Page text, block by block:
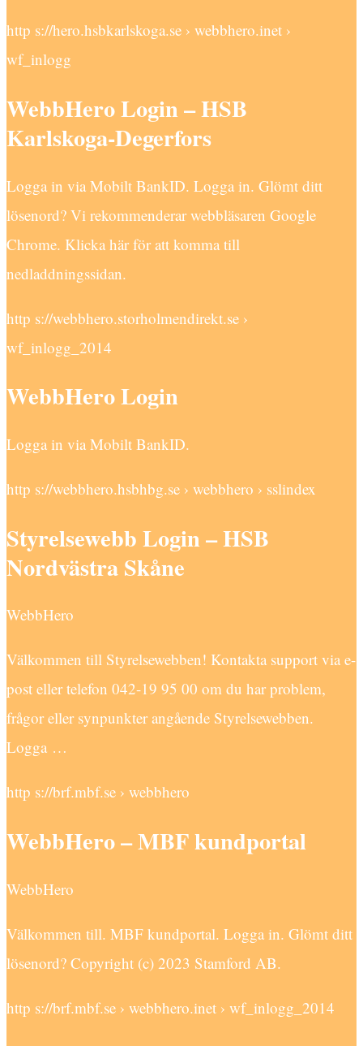
http s://hero.hsbkarlskoga.se › webbhero.inet ›
wf_inlogg
WebbHero Login – HSB
Karlskoga-Degerfors
Logga in via Mobilt BankID. Logga in. Glömt ditt
lösenord? Vi rekommenderar webbläsaren Google
Chrome. Klicka här för att komma till
nedladdningssidan.
http s://webbhero.storholmendirekt.se ›
wf_inlogg_2014
WebbHero Login
Logga in via Mobilt BankID.
http s://webbhero.hsbhbg.se › webbhero › sslindex
Styrelsewebb Login – HSB
Nordvästra Skåne
WebbHero
Välkommen till Styrelsewebben! Kontakta support via e-
post eller telefon 042-19 95 00 om du har problem,
frågor eller synpunkter angående Styrelsewebben.
Logga …
http s://brf.mbf.se › webbhero
WebbHero – MBF kundportal
WebbHero
Välkommen till. MBF kundportal. Logga in. Glömt ditt
lösenord? Copyright (c) 2023 Stamford AB.
http s://brf.mbf.se › webbhero.inet › wf_inlogg_2014